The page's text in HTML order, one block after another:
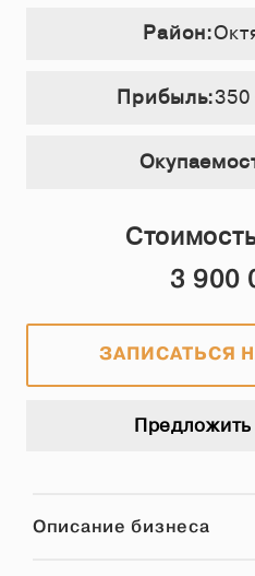
Район:
Прибыль:350
3 900
ЗАПИСАТЬСЯ
Описание бизнеса